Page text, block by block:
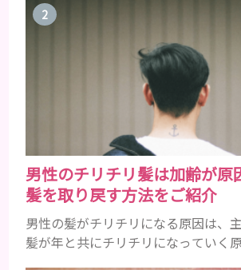
ー力を補うことができます。 ファン
用しないことでカバー力に不安が残
が、良いものをきちんと選んで使用
りとツヤ肌に仕上げてくれます。 40
ァンデメイクでは肌悩みが露出しや
力が必須ですが、同時に...
男性のチリチリ髪は加齢が原
髪を取り戻す方法をご紹介
男性の髪がチリチリになる原因は、
髪が年と共にチリチリになっていく